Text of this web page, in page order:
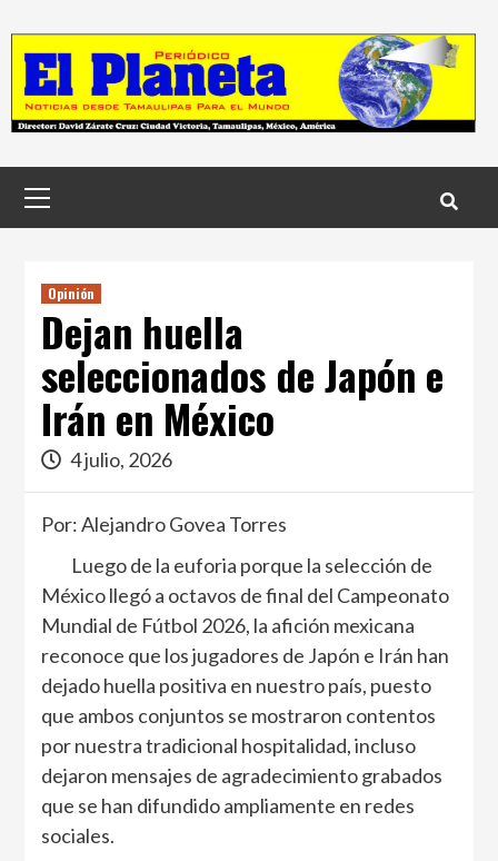
to
content
principal
Opinión
Dejan huella
seleccionados de Japón e
Irán en México
4 julio, 2026
Por: Alejandro Govea Torres
Luego de la euforia porque la selección de
México llegó a octavos de final del Campeonato
Mundial de Fútbol 2026, la afición mexicana
reconoce que los jugadores de Japón e Irán han
dejado huella positiva en nuestro país, puesto
que ambos conjuntos se mostraron contentos
por nuestra tradicional hospitalidad, incluso
dejaron mensajes de agradecimiento grabados
que se han difundido ampliamente en redes
sociales.